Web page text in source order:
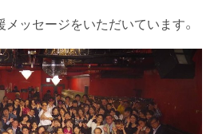
メッセージをいただいています。